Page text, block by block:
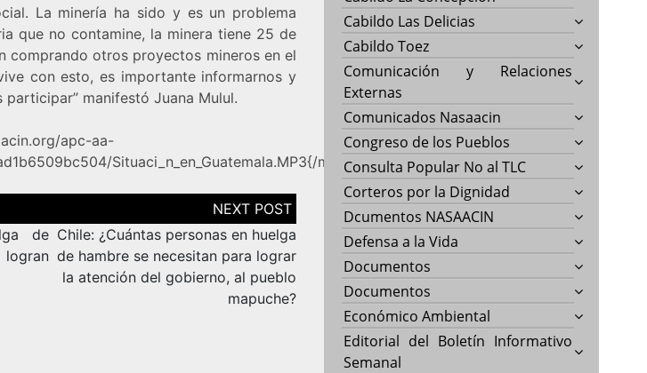
La minería ha sido y es un problema
que no contamine, la minera tiene 25 de
comprando otros proyectos mineros en el
con esto, es importante informarnos y
manifestó Juana Mulul.
apc-aa-
Situaci_n_en_Guatemala.MP3{/mp3remote}
de Chile: ¿Cuántas personas en huelga
de hambre se necesitan para lograr
la atención del gobierno, al pueblo
mapuche?
Cabildo Las Delicias
Cabildo Toez
Comunicación y Relaciones
Externas
Comunicados Nasaacin
Congreso de los Pueblos
Consulta Popular No al TLC
Corteros por la Dignidad
Dcumentos NASAACIN
Defensa a la Vida
Documentos
Documentos
Económico Ambiental
Editorial del Boletín Informativo
Semanal